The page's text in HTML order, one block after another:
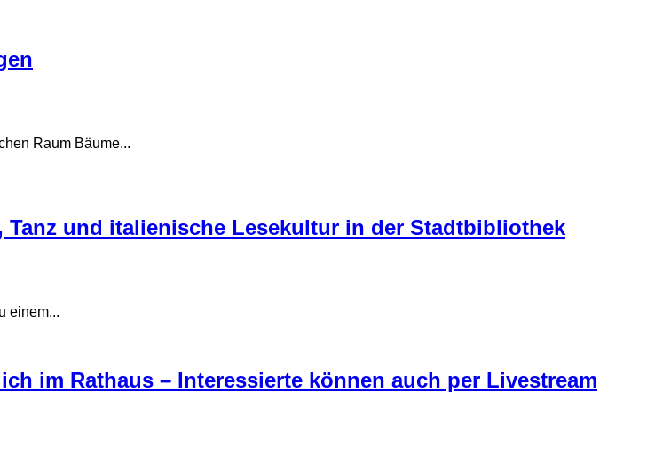
Raum Bäume...
Tanz und italienische Lesekultur in der Stadtbibliothek
einem...
im Rathaus – Interessierte können auch per Livestream